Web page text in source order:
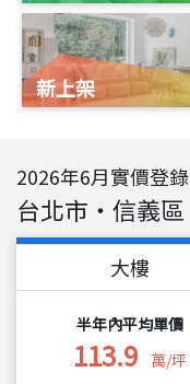
新上架
2026年6月實價登錄
台北市 ・ 信義區
大樓
半年內平均單價
113.9 萬/坪